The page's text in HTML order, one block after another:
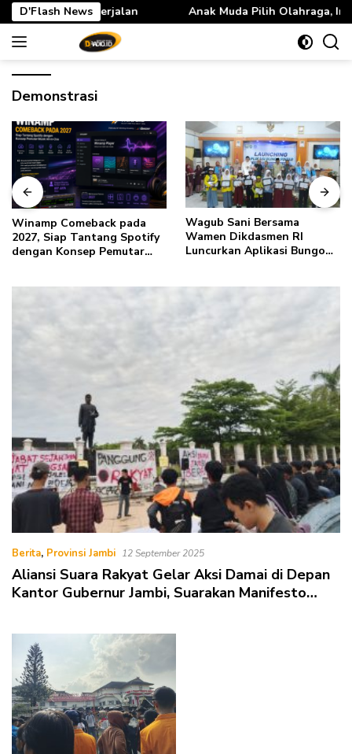
Langsung
ke
konten
D'Flash NewsAnak Muda Pilih Olahraga, Industri Alkohol
Demonstrasi
Winamp Comeback pada
2027, Siap Tantang Spotify
dengan Konsep Pemutar
Wagub Sani Bersama
Wamen Dikdasmen RI
Luncurkan Aplikasi Bungo
Berita, Provinsi Jambi 12 September 2025
Aliansi Suara Rakyat Gelar Aksi Damai di Depan
Kantor Gubernur Jambi, Suarakan Manifesto